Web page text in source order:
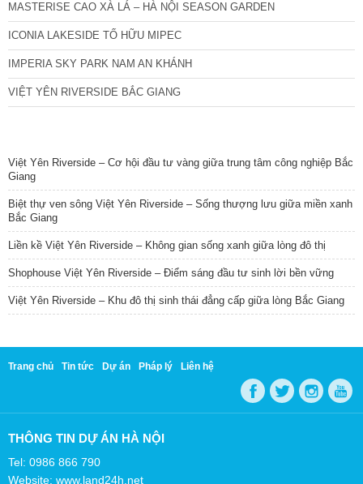
MASTERISE CAO XÀ LÁ – HÀ NỘI SEASON GARDEN
ICONIA LAKESIDE TỐ HỮU MIPEC
IMPERIA SKY PARK NAM AN KHÁNH
VIỆT YÊN RIVERSIDE BẮC GIANG
Việt Yên Riverside – Cơ hội đầu tư vàng giữa trung tâm công nghiệp Bắc
Giang
Biệt thự ven sông Việt Yên Riverside – Sống thượng lưu giữa miền xanh
Bắc Giang
Liền kề Việt Yên Riverside – Không gian sống xanh giữa lòng đô thị
Shophouse Việt Yên Riverside – Điểm sáng đầu tư sinh lời bền vững
Việt Yên Riverside – Khu đô thị sinh thái đẳng cấp giữa lòng Bắc Giang
Trang chủ Tin tức Dự án Pháp lý Liên hệ
THÔNG TIN DỰ ÁN HÀ NỘI
Tel: 0986 866 790
Website: www.land24h.net